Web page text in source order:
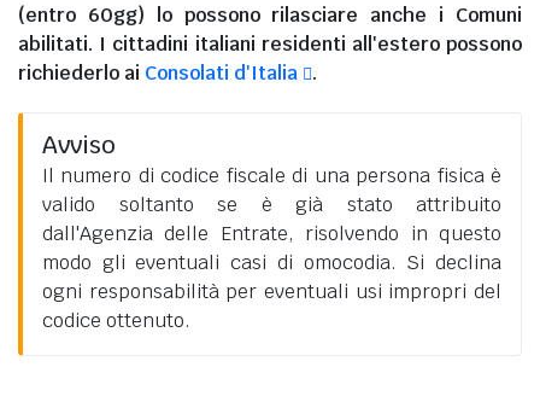
(entro 60gg) lo possono rilasciare anche i Comuni
abilitati. I cittadini italiani residenti all'esteropossono
richiederlo ai Consolati d'Italia .
Avviso
Il numero di codice fiscale di una persona fisica è
valido soltanto se è già stato attribuito
dall'Agenzia delle Entrate, risolvendo in questo
modo gli eventuali casi di omocodia. Si declina
ogni responsabilità per eventuali usi impropri del
codice ottenuto.